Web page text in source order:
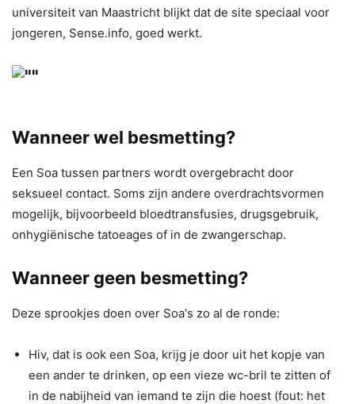
universiteit van Maastricht blijkt dat de site speciaal voor
jongeren, Sense.info, goed werkt.
Wanneer wel besmetting?
Een Soa tussen partners wordt overgebracht door
seksueel contact. Soms zijn andere overdrachtsvormen
mogelijk, bijvoorbeeld bloedtransfusies, drugsgebruik,
onhygiënische tatoeages of in de zwangerschap.
Wanneer geen besmetting?
Deze sprookjes doen over Soa's zo al de ronde:
Hiv, dat is ook een Soa, krijg je door uit het kopje van
een ander te drinken, op een vieze wc-bril te zitten of
in de nabijheid van iemand te zijn die hoest (fout: het